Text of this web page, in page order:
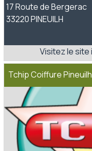
17 Route de Bergerac
33220 PINEUILH
Tchip Coiffure Pineuilh